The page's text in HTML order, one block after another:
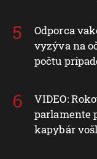
Odporca
vyzýva na
počtu
VIDEO:
parlamente
kapybár